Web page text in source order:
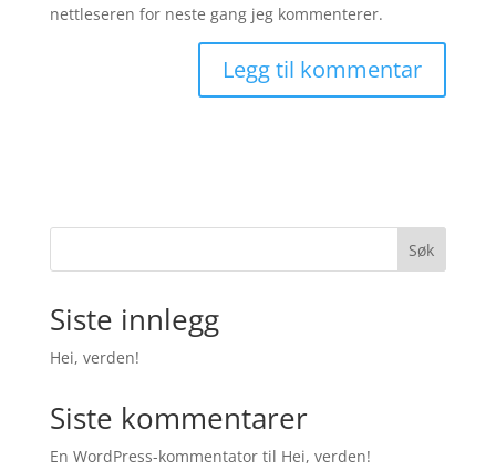
nettleseren for neste gang jeg kommenterer.
Søk
Siste innlegg
Hei, verden!
Siste kommentarer
En WordPress-kommentatortil Hei, verden!